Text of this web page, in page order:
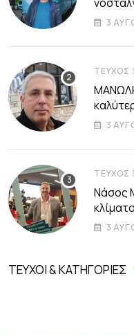
3
ΤΕΎΧΟΣ
3
ΤΕΎΧΟΣ
Νάσος
3
ΤΕΎΧΟΙ & ΚΑΤΗΓΟΡΊΕΣ